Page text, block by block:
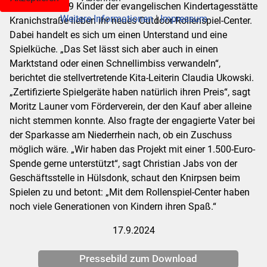
MOERS.
Die 99 Kinder der evangelischen Kindertagesstätte
Kranichstraße lieben ihr neues Outdoor-Rollenspiel-Center.
Dabei handelt es sich um einen Unterstand und eine
Spielküche. „Das Set lässt sich aber auch in einen
Marktstand oder einen Schnellimbiss verwandeln“,
berichtet die stellvertretende Kita-Leiterin Claudia Ukowski.
„Zertifizierte Spielgeräte haben natürlich ihren Preis“, sagt
Moritz Launer vom Förderverein, der den Kauf aber alleine
nicht stemmen konnte. Also fragte der engagierte Vater bei
der Sparkasse am Niederrhein nach, ob ein Zuschuss
möglich wäre. „Wir haben das Projekt mit einer 1.500-Euro-
Spende gerne unterstützt“, sagt Christian Jabs von der
Geschäftsstelle in Hülsdonk, schaut den Knirpsen beim
Spielen zu und betont: „Mit dem Rollenspiel-Center haben
noch viele Generationen von Kindern ihren Spaß.“
17.9.2024
Pressebild zum Download
Weitere Informationen|Impressum